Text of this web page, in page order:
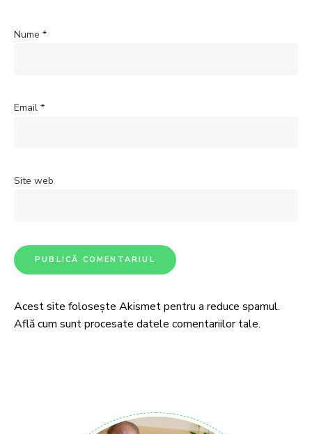
Nume *
Email *
Site web
Acest site folosește Akismet pentru a reduce spamul.
Află cum sunt procesate datele comentariilor tale.